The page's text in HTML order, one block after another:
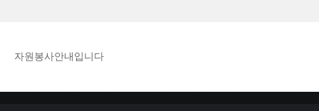
자원봉사안내입니다